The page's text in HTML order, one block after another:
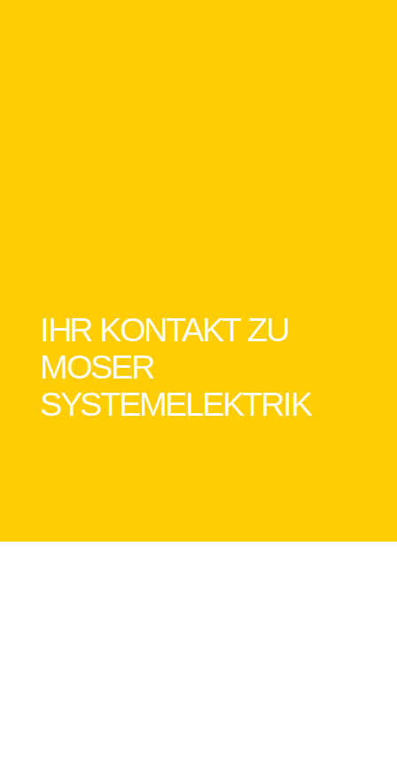
IHR KONTAKT ZU
MOSER
SYSTEMELEKTRIK